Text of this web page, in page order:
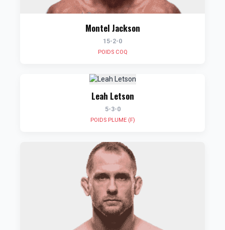
Montel Jackson
15-2-0
POIDS COQ
Leah Letson
5-3-0
POIDS PLUME (F)